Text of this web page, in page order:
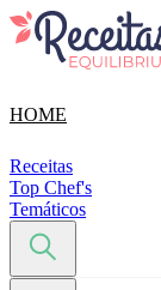
HOME
Receitas
Top Chef's
Temáticos